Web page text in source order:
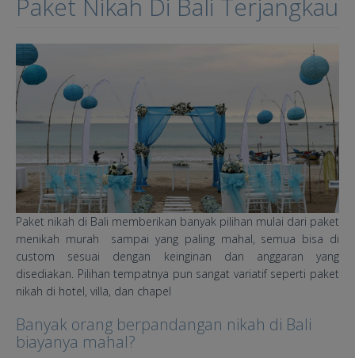
Paket Nikah Di Bali Terjangkau
Paket nikah di Bali memberikan banyak pilihan mulai dari paket
menikah murah sampai yang paling mahal, semua bisa di
custom sesuai dengan keinginan dan anggaran yang
disediakan. Pilihan tempatnya pun sangat variatif seperti paket
nikah di hotel, villa, dan chapel
Banyak orang berpandangan nikah di Bali
biayanya mahal?